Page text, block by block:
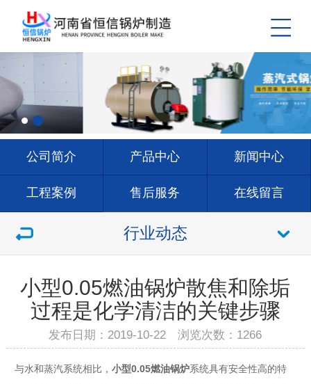
公司简介 产品中心 新闻中心
工程案例 售后服务 在线留言
联系我们 行业动态
小型0.05燃油锅炉散焦和除垢
过程是化学清洁的关键步骤
发布日期：2019-10-22 浏览次数： 1266
与水和蒸汽系统相比，小型0.05燃油锅炉系统具有安全性高的特